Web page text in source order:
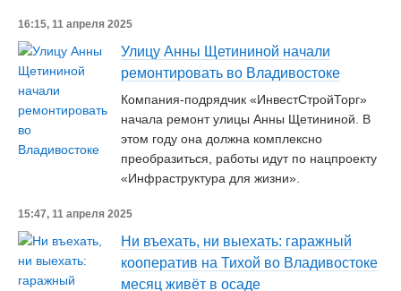
16:15, 11 апреля 2025
Улицу Анны Щетининой начали
ремонтировать во Владивостоке
Компания-подрядчик «ИнвестСтройТорг»
начала ремонт улицы Анны Щетининой. В
этом году она должна комплексно
преобразиться, работы идут по нацпроекту
«Инфраструктура для жизни».
15:47, 11 апреля 2025
Ни въехать, ни выехать: гаражный
кооператив на Тихой во Владивостоке
месяц живёт в осаде